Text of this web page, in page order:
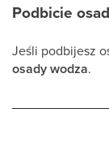
Podbicie
Jeśli podbijesz
osady wodza.